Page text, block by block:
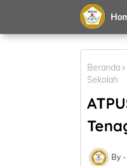
Beranda
Sekolah